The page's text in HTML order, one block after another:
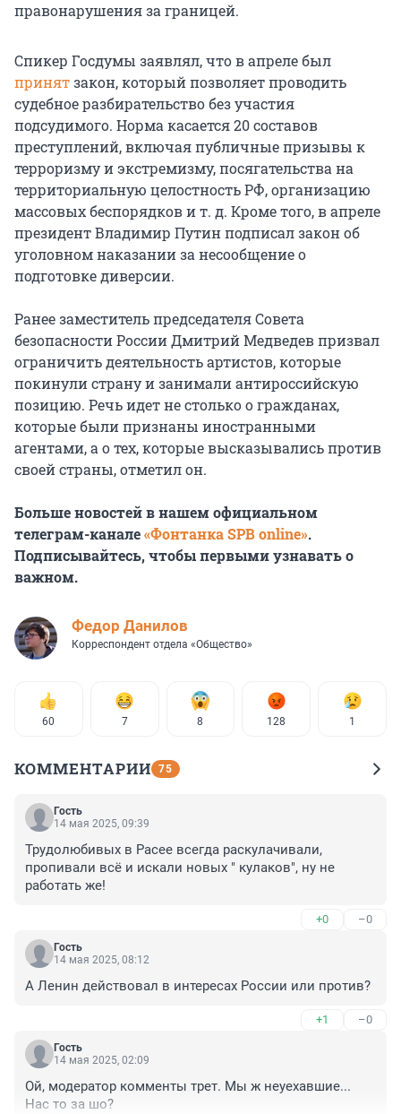
правонарушения за границей.
Спикер Госдумы заявлял, что в апреле был
принятзакон, который позволяет проводить
судебное разбирательство без участия
подсудимого. Норма касается 20 составов
преступлений, включая публичные призывы к
терроризму и экстремизму, посягательства на
территориальную целостность РФ, организацию
массовых беспорядков и т. д. Кроме того, в апреле
президент Владимир Путин подписал закон об
уголовном наказании за несообщение о
подготовке диверсии.
Ранее заместитель председателя Совета
безопасности России Дмитрий Медведев призвал
ограничить деятельность артистов, которые
покинули страну и занимали антироссийскую
позицию. Речь идет не столько о гражданах,
которые были признаны иностранными
агентами, а о тех, которые высказывались против
своей страны, отметил он.
Больше новостей в нашем официальном
телеграм-канале«Фонтанка SPB online».
Подписывайтесь, чтобы первыми узнавать о
важном.
Федор Данилов
Корреспондент отдела «Общество»
60 7 8 128 1
КОММЕНТАРИИ 75
Гость
14 мая 2025, 09:39
Трудолюбивых в Расее всегда раскулачивали,
пропивали всё и искали новых " кулаков", ну не
работать же!
+0 –0
Гость
14 мая 2025, 08:12
А Ленин действовал в интересах России или против?
+1 –0
Гость
14 мая 2025, 02:09
Ой, модератор комменты трет. Мы ж неуехавшие...
Нас то за шо?